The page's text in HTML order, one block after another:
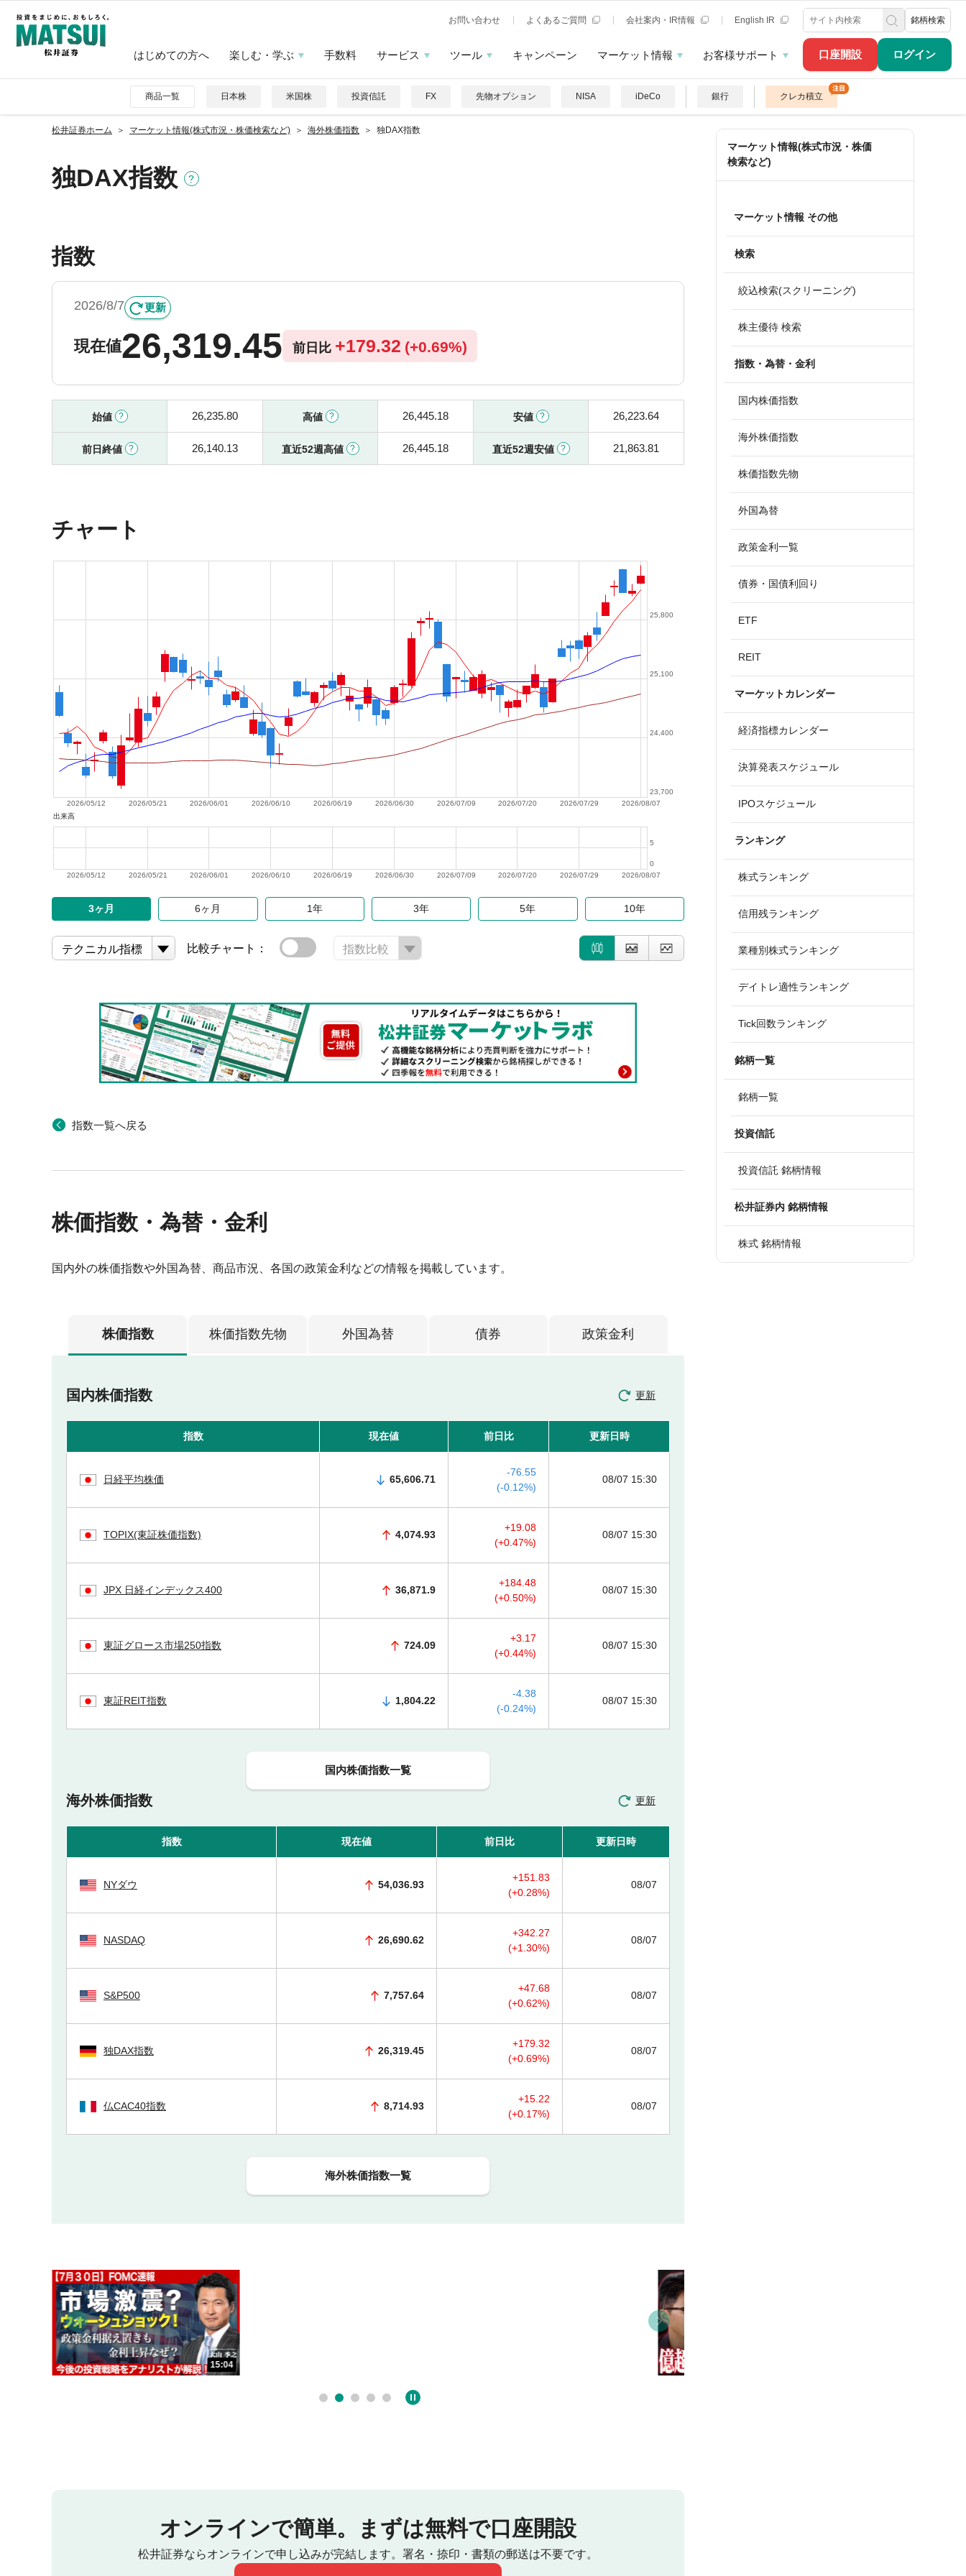
口座開設 ログイン
お問い合わせ よくあるご質問 会社案内・IR情報 English IR 銘柄検索
はじめての方へ 楽しむ・学ぶ 手数料 サービス ツール キャンペーン マーケット情報 お客様サポート
商品一覧 日本株 米国株 投資信託 FX 先物オプション NISA iDeCo 銀行 クレカ積立
松井証券ホーム マーケット情報(株式市況・株価検索など) 海外株価指数 独DAX指数
独DAX指数
指数
2026/8/7 更新
現在値26,319.45 前日比 +179.32 (+0.69%)
始値 26,235.80 高値 26,445.18 安値 26,223.64
前日終値 26,140.13 直近52週高値 26,445.18 直近52週安値 21,863.81
チャート
2026/08/07
2026/07/29
2026/07/20
2026/07/09
2026/06/30
2026/06/19
2026/06/10
2026/06/01
2026/05/21
2026/05/12
23,700
24,400
25,100
25,800
出来高
2026/08/07
2026/07/29
2026/07/20
2026/07/09
2026/06/30
2026/06/19
2026/06/10
2026/06/01
2026/05/21
2026/05/12
0
5
3ヶ月 6ヶ月 1年 3年 5年 10年
テクニカル指標 比較チャート： 指数比較
指数一覧へ戻る
株価指数・為替・金利
国内外の株価指数や外国為替、商品市況、各国の政策金利などの情報を掲載しています。
オンラインで簡単。 まずは無料で口座開設
松井証券ならオンラインで申し込みが完結します。 署名・捺印・書類の郵送は不要です。
マーケット情報(株式市況・株価
検索など)
マーケット情報 その他
検索
絞込検索(スクリーニング)
株主優待 検索
指数・為替・金利
国内株価指数
海外株価指数
株価指数先物
外国為替
政策金利一覧
債券・国債利回り
ETF
REIT
マーケットカレンダー
経済指標カレンダー
決算発表スケジュール
IPOスケジュール
ランキング
株式ランキング
信用残ランキング
業種別株式ランキング
デイトレ適性ランキング
Tick回数ランキング
銘柄一覧
銘柄一覧
投資信託
投資信託 銘柄情報
松井証券内 銘柄情報
株式 銘柄情報